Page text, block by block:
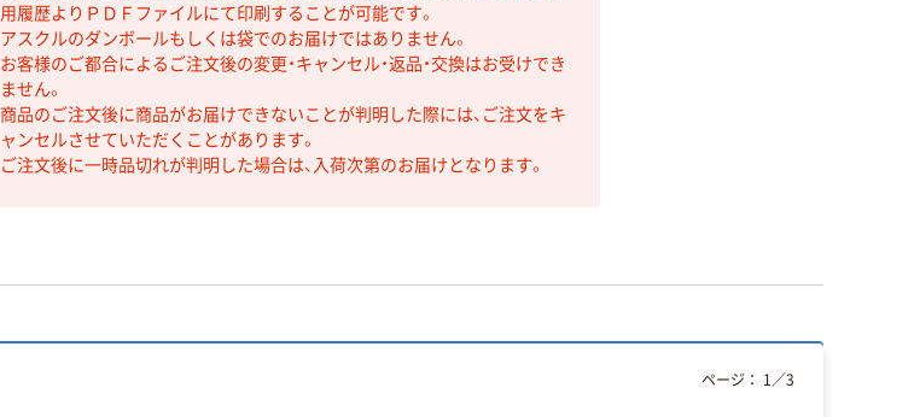
用履歴よりＰＤＦファイルにて印刷することが可能です。
アスクルのダンボールもしくは袋でのお届けではありません。
お客様のご都合によるご注文後の変更・キャンセル・返品・交換はお受けでき
ません。
商品のご注文後に商品がお届けできないことが判明した際には、ご注文をキ
ャンセルさせていただくことがあります。
ご注文後に一時品切れが判明した場合は、入荷次第のお届けとなります。
ページ： 1 ／3